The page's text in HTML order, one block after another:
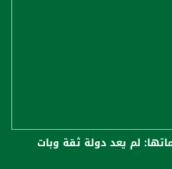
لم يعد دولة ثقة وبات